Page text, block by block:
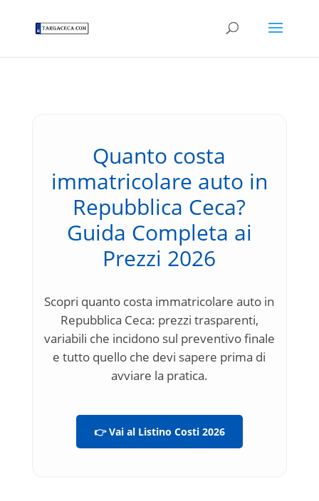
Quanto costa
immatricolare auto in
Repubblica Ceca?
Guida Completa ai
Prezzi 2026
Scopri quanto costa immatricolare auto in
Repubblica Ceca: prezzi trasparenti,
variabili che incidono sul preventivo finale
e tutto quello che devi sapere prima di
avviare la pratica.
👉 Vai al Listino Costi 2026